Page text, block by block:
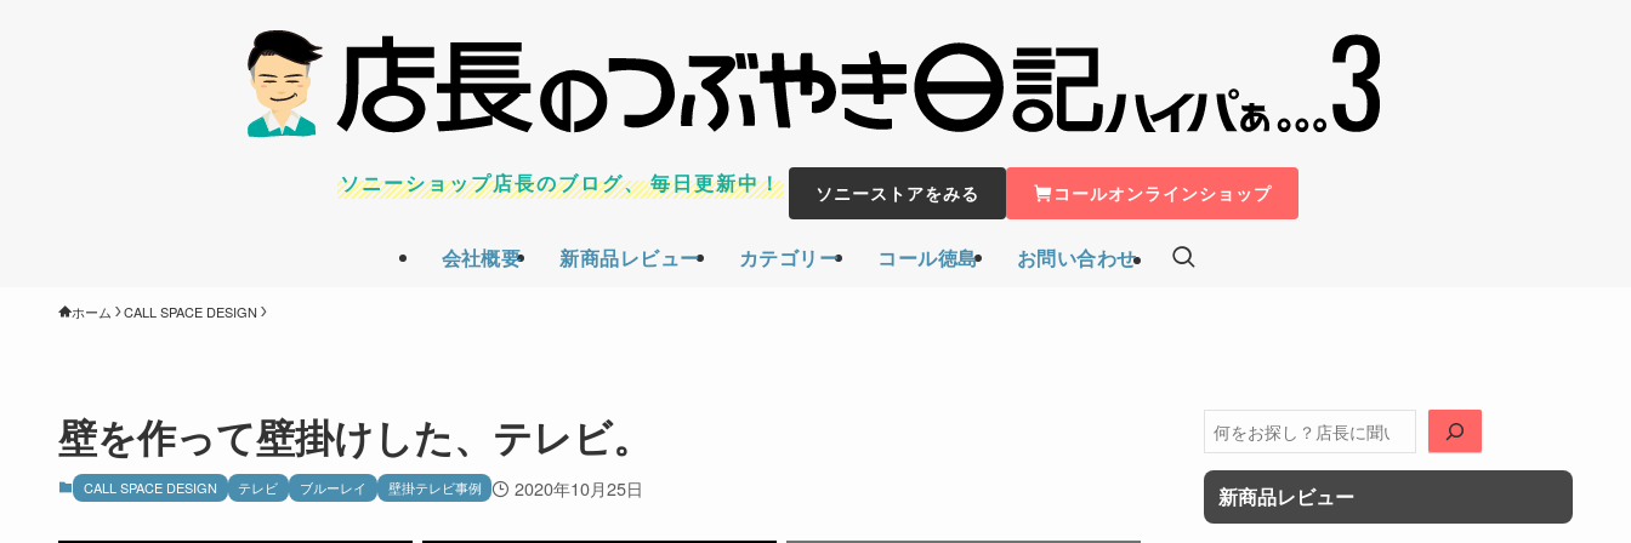
会社概要 新商品レビュー カテゴリー コール徳島 お問い合わせ
ソニーショップ店長のブログ、毎日更新中！ ソニーストアをみる コールオンラインショップ
ホーム CALL SPACE DESIGN
壁を作って壁掛けした、テレビ。
CALL SPACE DESIGN テレビ ブルーレイ 壁掛テレビ事例 2020年10月25日
検
索
新商品レビュー